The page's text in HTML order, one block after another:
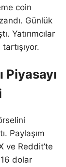
coin
Günlük
Yatırımcılar
Piyasayı
Paylaşım
ve Reddit’te
dolar